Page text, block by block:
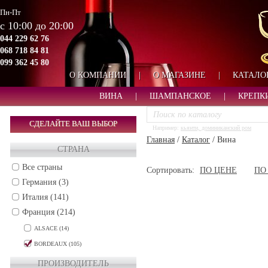
Пн-Пт
с 10:00 до 20:00
044 229 62 76
068 718 84 81
099 362 45 80
О КОМПАНИИ
| О МАГАЗИНЕ |
ВИНА ШАМПАНСКОЕ
СДЕЛАЙТЕ ВАШ ВЫБОР
СТРАНА
Все страны
Германия (3)
Италия (141)
Франция (214)
ALSACE (14)
BORDEAUX (105)
Bordeaux superieur (1)
ПРОИЗВОДИТЕЛЬ
Например: кьянти, доминиканский ром
Главная / Каталог / Вина
Сортировать: ПО ЦЕНЕ ПО